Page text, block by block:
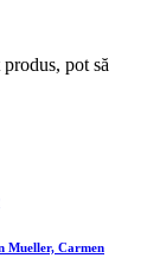
pot să
Mueller, Carmen